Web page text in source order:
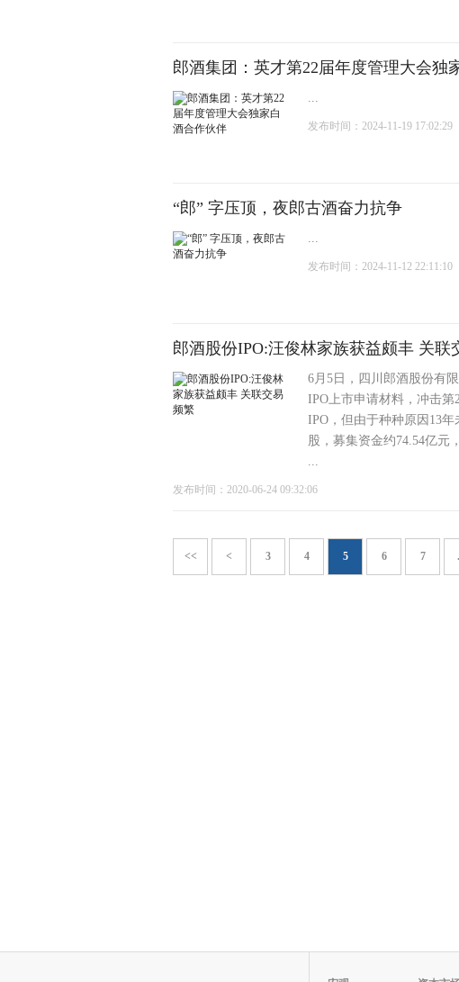
郎酒集团：英才第22届年度管理大会独
...
发布时间：2024-11-19 17:02:29
“郎” 字压顶，夜郎古酒奋力抗争
...
发布时间：2024-11-12 22:11:10
郎酒股份IPO:汪俊林家族获益颇丰 关联
6月5日，四川郎酒股份有
IPO上市申请材料，冲击
IPO，但由于种种原因13
股，募集资金约74.54亿元
...
发布时间：2020-06-24 09:32:06
<< < 3 4 5 6 7